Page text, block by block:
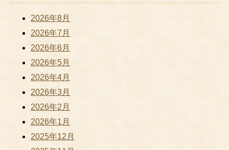
2026年8月
2026年7月
2026年6月
2026年5月
2026年4月
2026年3月
2026年2月
2026年1月
2025年12月